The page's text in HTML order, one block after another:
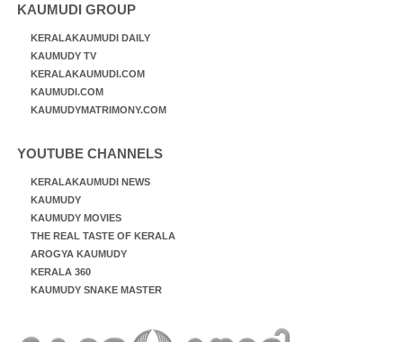
KAUMUDI GROUP
KERALAKAUMUDI DAILY
KAUMUDY TV
KERALAKAUMUDI.COM
KAUMUDI.COM
KAUMUDYMATRIMONY.COM
YOUTUBE CHANNELS
KERALAKAUMUDI NEWS
KAUMUDY
KAUMUDY MOVIES
THE REAL TASTE OF KERALA
AROGYA KAUMUDY
KERALA 360
KAUMUDY SNAKE MASTER